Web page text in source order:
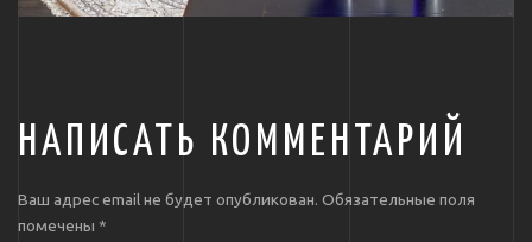
НАПИСАТЬ КОММЕНТАРИЙ
Ваш адрес email не будет опубликован. Обязательные поля
помечены *